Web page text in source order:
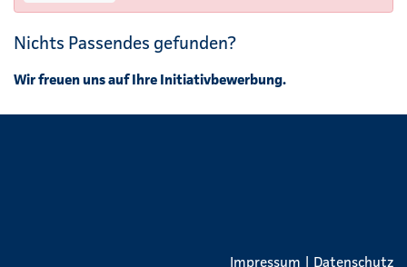
Nichts Passendes gefunden?
Wir freuen uns auf Ihre Initiativbewerbung.
Impressum | Datenschutz